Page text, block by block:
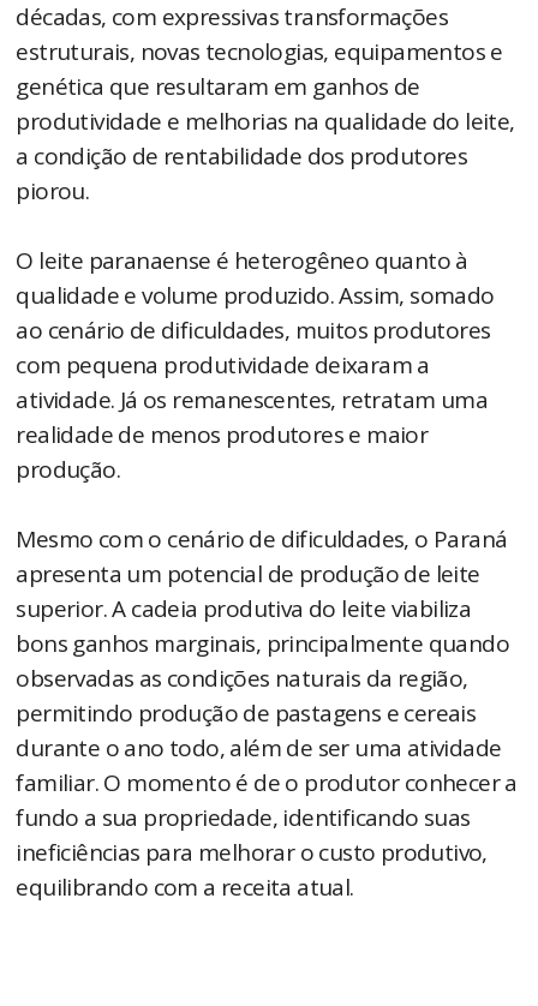
décadas, com expressivas transformações
estruturais, novas tecnologias, equipamentos e
genética que resultaram em ganhos de
produtividade e melhorias na qualidade do leite,
a condição de rentabilidade dos produtores
piorou.
O leite paranaense é heterogêneo quanto à
qualidade e volume produzido. Assim, somado
ao cenário de dificuldades, muitos produtores
com pequena produtividade deixaram a
atividade. Já os remanescentes, retratam uma
realidade de menos produtores e maior
produção.
Mesmo com o cenário de dificuldades, o Paraná
apresenta um potencial de produção de leite
superior. A cadeia produtiva do leite viabiliza
bons ganhos marginais, principalmente quando
observadas as condições naturais da região,
permitindo produção de pastagens e cereais
durante o ano todo, além de ser uma atividade
familiar. O momento é de o produtor conhecer a
fundo a sua propriedade, identificando suas
ineficiências para melhorar o custo produtivo,
equilibrando com a receita atual.